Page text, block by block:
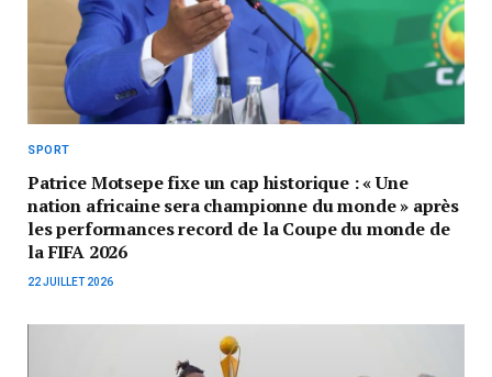
SPORT
Patrice Motsepe fixe un cap historique : « Une
nation africaine sera championne du monde » après
les performances record de la Coupe du monde de
la FIFA 2026
22 JUILLET 2026